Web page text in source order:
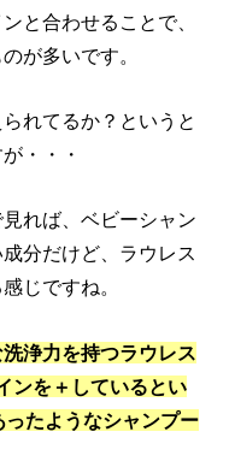
と合わせることで、
が多いです。
れてるか？というと
・・・
れば、ベビーシャン
分だけど、ラウレス
じですね。
浄力を持つラウレス
ンを＋しているとい
たようなシャンプー